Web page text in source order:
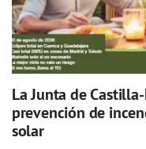
La Junta de
prevención de
solar